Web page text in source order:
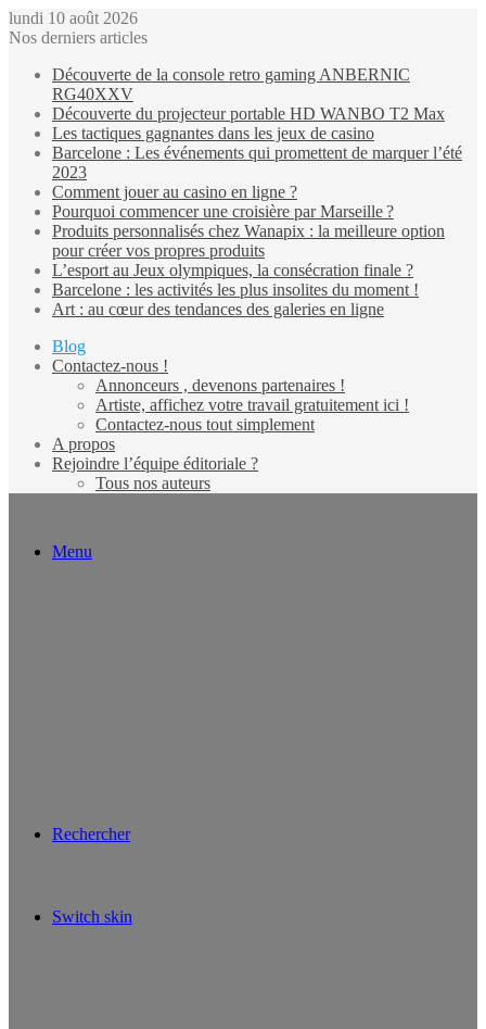
lundi 10 août 2026
Nos derniers articles
Découverte de la console retro gaming ANBERNIC
RG40XXV
Découverte du projecteur portable HD WANBO T2 Max
Les tactiques gagnantes dans les jeux de casino
Barcelone : Les événements qui promettent de marquer l’été
2023
Comment jouer au casino en ligne ?
Pourquoi commencer une croisière par Marseille ?
Produits personnalisés chez Wanapix : la meilleure option
pour créer vos propres produits
L’esport au Jeux olympiques, la consécration finale ?
Barcelone : les activités les plus insolites du moment !
Art : au cœur des tendances des galeries en ligne
Blog
Contactez-nous !
Annonceurs , devenons partenaires !
Artiste, affichez votre travail gratuitement ici !
Contactez-nous tout simplement
A propos
Rejoindre l’équipe éditoriale ?
Tous nos auteurs
Menu
Rechercher
Switch skin